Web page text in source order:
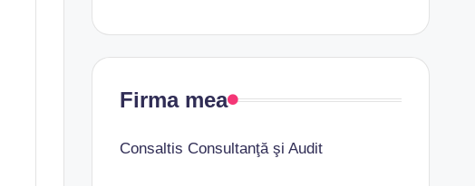
Firma mea
Consaltis Consultanţă şi Audit